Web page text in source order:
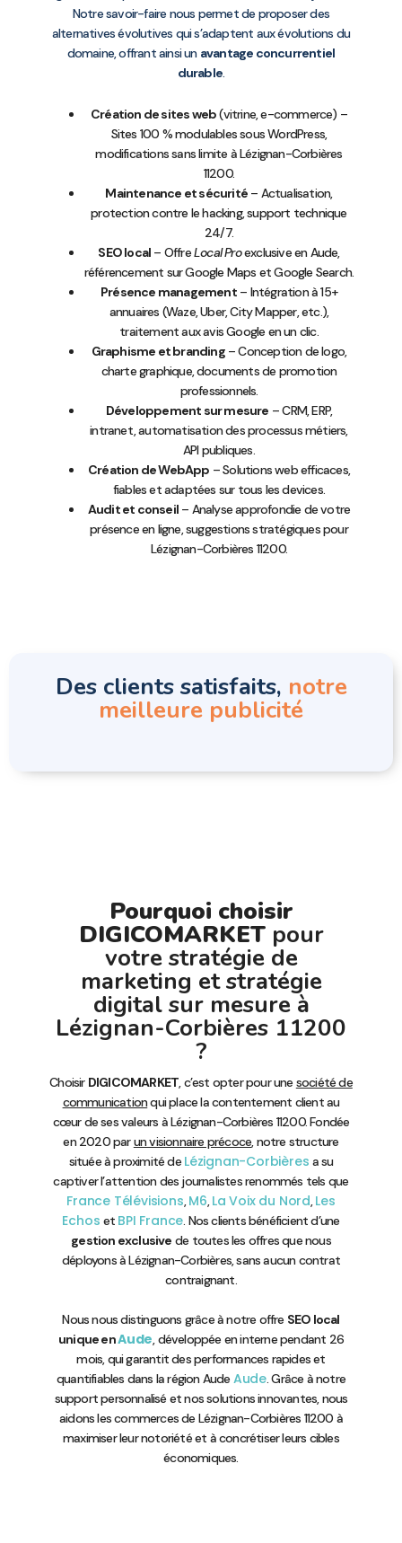
Notre savoir-faire nous permet de proposer des
alternatives évolutives qui s’adaptent aux évolutions du
domaine, offrant ainsi un avantage concurrentiel
durable.
Création de sites web(vitrine, e-commerce) –
Sites 100 % modulables sous WordPress,
modifications sans limite à Lézignan-Corbières
11200.
Maintenance et sécurité – Actualisation,
protection contre le hacking, support technique
24/7.
SEO local – OffreLocal Proexclusive en Aude,
référencement sur Google Maps et Google Search.
Présence management– Intégration à 15+
annuaires (Waze, Uber, City Mapper, etc.),
traitement aux avis Google en un clic.
Graphisme et branding– Conception de logo,
charte graphique, documents de promotion
professionnels.
Développement sur mesure – CRM, ERP,
intranet, automatisation des processus métiers,
API publiques.
Création de WebApp – Solutions web efficaces,
fiables et adaptées sur tous les devices.
Audit et conseil – Analyse approfondie de votre
présence en ligne, suggestions stratégiques pour
Lézignan-Corbières 11200.
Des clients satisfaits, notre
meilleure publicité
Pourquoi choisir
DIGICOMARKETpour
votre stratégie de
marketing et stratégie
digital sur mesure à
Lézignan-Corbières 11200
?
Choisir DIGICOMARKET, c’est opter pour une société de
communicationqui place la contentement client au
cœur de ses valeurs à Lézignan-Corbières 11200. Fondée
en 2020 parun visionnaire précoce, notre structure
située à proximité de Lézignan-Corbières a su
captiver l’attention des journalistes renommés tels que
France Télévisions,M6,La Voix du Nord,Les
Echos et BPI France. Nos clients bénéficient d’une
gestion exclusive de toutes les offres que nous
déployons à Lézignan-Corbières, sans aucun contrat
contraignant.
Nous nous distinguons grâce à notre offre SEO local
unique enAude, développée en interne pendant 26
mois, qui garantit des performances rapides et
quantifiables dans la région Aude Aude. Grâce à notre
support personnalisé et nos solutions innovantes, nous
aidons les commerces de Lézignan-Corbières 11200 à
maximiser leur notoriété et à concrétiser leurs cibles
économiques.